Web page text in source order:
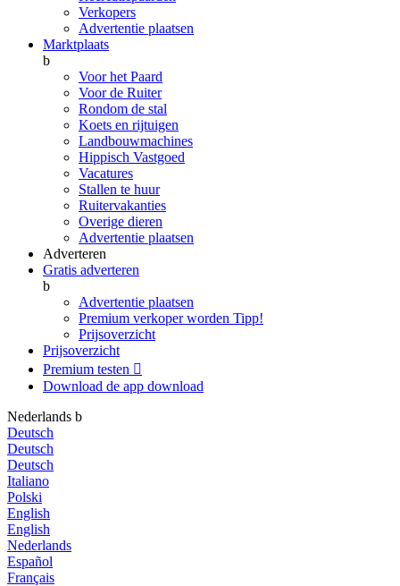
Verkopers
Advertentie plaatsen
Marktplaats
b
Voor het Paard
Voor de Ruiter
Rondom de stal
Koets en rijtuigen
Landbouwmachines
Hippisch Vastgoed
Vacatures
Stallen te huur
Ruitervakanties
Overige dieren
Advertentie plaatsen
Adverteren
Gratis adverteren
b
Advertentie plaatsen
Premium verkoper worden Tipp!
Prijsoverzicht
Prijsoverzicht
Premium testen 
Download de app download
Nederlands b
Deutsch
Deutsch
Deutsch
Italiano
Polski
English
English
Nederlands
Español
Français